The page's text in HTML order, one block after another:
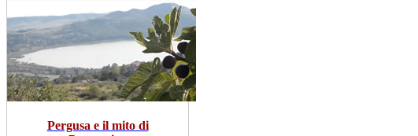
Pergusa e il mito di